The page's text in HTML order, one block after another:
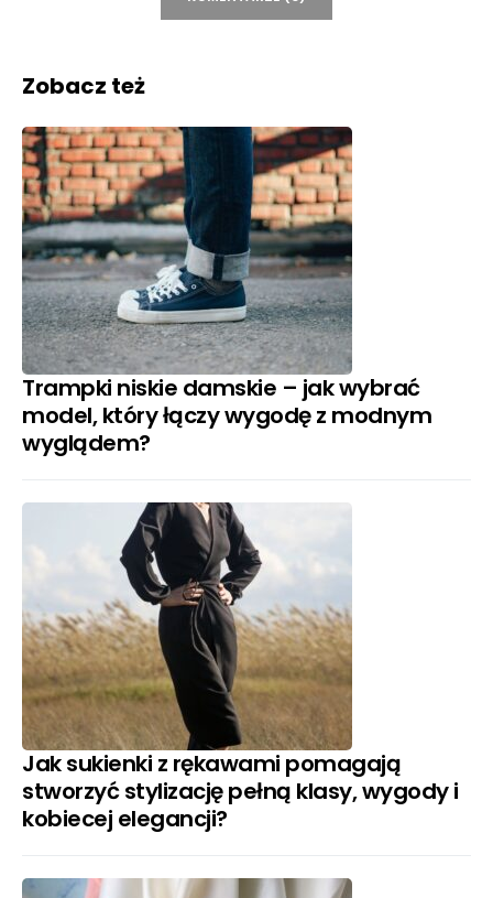
Zobacz też
Trampki niskie damskie – jak wybrać
model, który łączy wygodę z modnym
wyglądem?
Jak sukienki z rękawami pomagają
stworzyć stylizację pełną klasy, wygody i
kobiecej elegancji?